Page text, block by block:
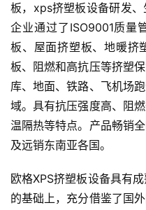
板，xps挤塑板设备研发、
企业通过了ISO9001质量
板、屋面挤塑板、地暖挤
板、阻燃和高抗压等挤塑
库、地面、铁路、飞机场
域。具有抗压强度高、阻
温隔热等特点。产品畅销
及远销东南亚各国。
欧格XPS挤塑板设备具有
的基础上，充分借鉴了国